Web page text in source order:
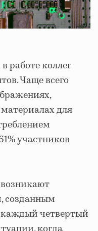
работе коллег
Чаще всего
для
участников
созданным
четвертый